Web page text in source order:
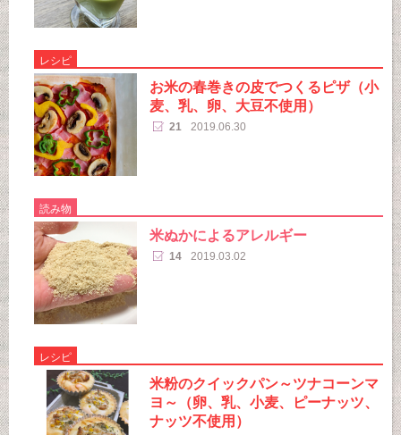
レシピ
お米の春巻きの皮でつくるピザ（小
麦、乳、卵、大豆不使用）
21 2019.06.30
読み物
米ぬかによるアレルギー
14 2019.03.02
レシピ
米粉のクイックパン～ツナコーンマ
ヨ～（卵、乳、小麦、ピーナッツ、
ナッツ不使用）